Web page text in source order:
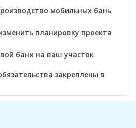
мобильных бань
планировку проекта
бани на ваш участок
закреплены в